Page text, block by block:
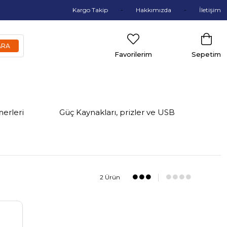
Kargo Takip Hakkımızda İletişim
Sepetim
Favorilerim
Güç Kaynakları, prizler ve USB
2 Ürün